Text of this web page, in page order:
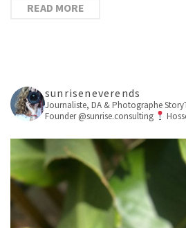
READ MORE
sunriseneverends
Journaliste, DA & Photographe
Founder @sunrise.consulting